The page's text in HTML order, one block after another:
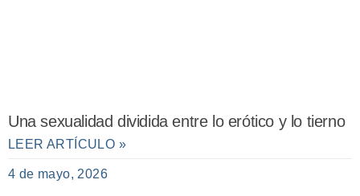
Una sexualidad dividida entre lo erótico y lo tierno
LEER ARTÍCULO »
4 de mayo, 2026